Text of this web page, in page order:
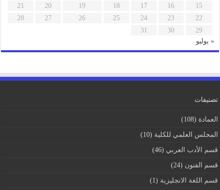
15
16
17
18
19
20
21
22
23
24
25
26
27
28
29
30
31
« يوليو
تصنيفات
العمادة (108)
المجلس العلمي للكلية (10)
قسم اﻷدب العربي (46)
قسم الفنون (24)
قسم اللغة الانجليزية (1)